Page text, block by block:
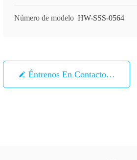
Número de modelo HW-SSS-0564
Éntrenos En Contacto Con